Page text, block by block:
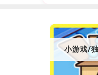
小游戏/